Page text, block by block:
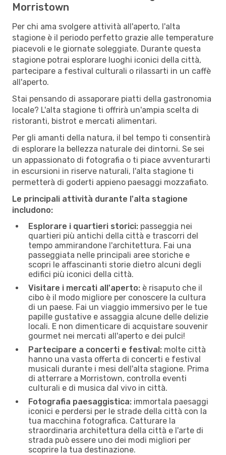
Morristown
Per chi ama svolgere attività all'aperto, l'alta
stagione è il periodo perfetto grazie alle temperature
piacevoli e le giornate soleggiate. Durante questa
stagione potrai esplorare luoghi iconici della città,
partecipare a festival culturali o rilassarti in un caffè
all'aperto.
Stai pensando di assaporare piatti della gastronomia
locale? L'alta stagione ti offrirà un'ampia scelta di
ristoranti, bistrot e mercati alimentari.
Per gli amanti della natura, il bel tempo ti consentirà
di esplorare la bellezza naturale dei dintorni. Se sei
un appassionato di fotografia o ti piace avventurarti
in escursioni in riserve naturali, l'alta stagione ti
permetterà di goderti appieno paesaggi mozzafiato.
Le principali attività durante l'alta stagione
includono:
Esplorare i quartieri storici: passeggia nei
quartieri più antichi della città e trascorri del
tempo ammirandone l'architettura. Fai una
passeggiata nelle principali aree storiche e
scopri le affascinanti storie dietro alcuni degli
edifici più iconici della città.
Visitare i mercati all'aperto: è risaputo che il
cibo è il modo migliore per conoscere la cultura
di un paese. Fai un viaggio immersivo per le tue
papille gustative e assaggia alcune delle delizie
locali. E non dimenticare di acquistare souvenir
gourmet nei mercati all'aperto e dei pulci!
Partecipare a concerti e festival: molte città
hanno una vasta offerta di concerti e festival
musicali durante i mesi dell'alta stagione. Prima
di atterrare a Morristown, controlla eventi
culturali e di musica dal vivo in città.
Fotografia paesaggistica: immortala paesaggi
iconici e perdersi per le strade della città con la
tua macchina fotografica. Catturare la
straordinaria architettura della città e l'arte di
strada può essere uno dei modi migliori per
scoprire la tua destinazione.